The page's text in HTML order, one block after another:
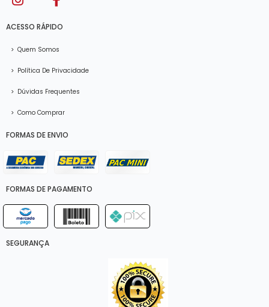
ACESSO RÁPIDO
> Quem Somos
> Política De Privacidade
> Dúvidas Frequentes
> Como Comprar
FORMAS DE ENVIO
FORMAS DE PAGAMENTO
SEGURANÇA